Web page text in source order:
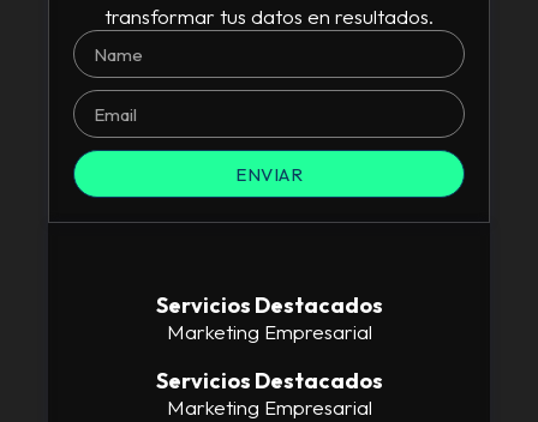
transformar tus datos en resultados.
ENVIAR
Servicios Destacados
Marketing Empresarial
Servicios Destacados
Marketing Empresarial